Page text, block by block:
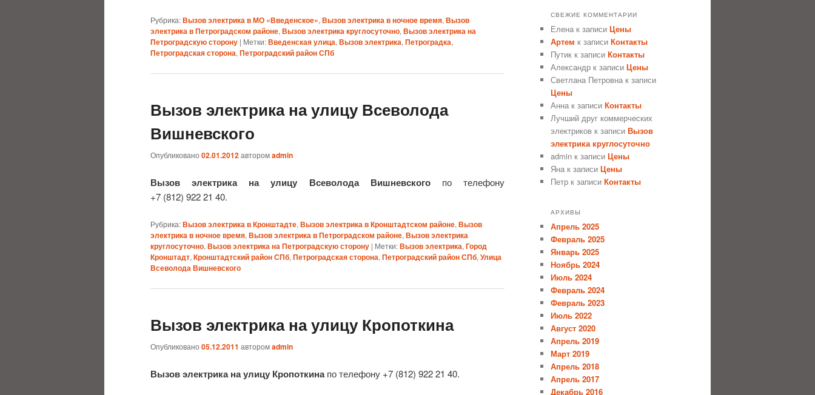
Рубрика:Вызов электрика в МО «Введенское», Вызов электрика в ночное время, Вызов
электрика в Петроградском районе, Вызов электрика круглосуточно, Вызов электрика на
Петроградскую сторону | Метки:Введенская улица, Вызов электрика, Петроградка,
Петроградская сторона, Петроградский район СПб
Вызов электрика на улицу Всеволода
Вишневского
Опубликовано 02.01.2012авторомadmin
Вызов электрика на улицу Всеволода Вишневскогопо телефону
+7 (812) 922 21 40.
Рубрика:Вызов электрика в Кронштадте,Вызов электрика в Кронштадтском районе,Вызов
электрика в ночное время,Вызов электрика в Петроградском районе,Вызов электрика
круглосуточно,Вызов электрика на Петроградскую сторону | Метки:Вызов электрика,Город
Кронштадт,Кронштадтский район СПб,Петроградская сторона,Петроградский район СПб,Улица
Всеволода Вишневского
Вызов электрика на улицу Кропоткина
Опубликовано 05.12.2011 авторомadmin
Вызов электрика на улицу Кропоткинапо телефону +7 (812) 922 21 40.
СВЕЖИЕ КОММЕНТАРИИ
Елена к записи Цены
Артем к записи Контакты
Путик к записи Контакты
Александр к записи Цены
Светлана Петровна к записи
Цены
Анна к записи Контакты
Лучший друг коммерческих
электриков к записи Вызов
электрика круглосуточно
admin к записи Цены
Яна к записи Цены
Петр к записи Контакты
АРХИВЫ
Апрель 2025
Февраль 2025
Январь 2025
Ноябрь 2024
Июль 2024
Февраль 2024
Февраль 2023
Июль 2022
Август 2020
Апрель 2019
Март 2019
Апрель 2018
Апрель 2017
Декабрь 2016